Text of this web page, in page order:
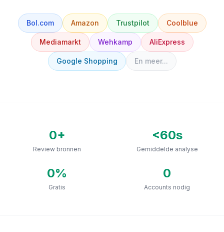
Bol.com Amazon Trustpilot Coolblue
Mediamarkt Wehkamp AliExpress
Google Shopping En meer...
0+
Review bronnen
<60s
Gemiddelde analyse
0%
Gratis
0
Accounts nodig